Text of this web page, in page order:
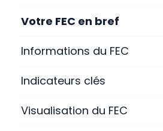
Votre FEC en bref
Informations du FEC
Indicateurs clés
Visualisation du FEC